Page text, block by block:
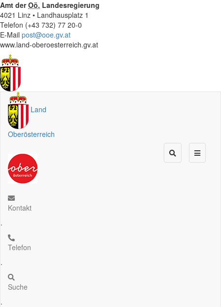
Amt derOö. Landesregierung
4021 Linz • Landhausplatz 1
Telefon (+43 732) 77 20-0
E-Mail post@ooe.gv.at
www.land-oberoesterreich.gv.at
Land
Oberösterreich
Kontakt
.
Telefon
.
Suche
.